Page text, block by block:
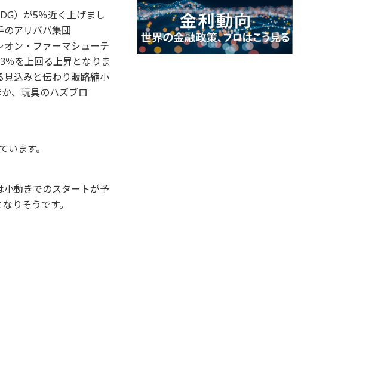
）が5％近く上げまし
のアリババ集団
オン・ファーマシューテ
％を上回る上昇となりま
込みと伝わり販路縮小
、玩具のハズブロ
ます。
動きでのスタートが予
りそうです。